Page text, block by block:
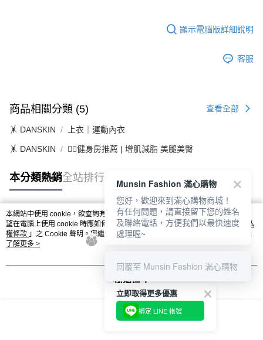
顯示電腦版詳細說明
客服
商品相關分類 (5) 查看全部
🤸 DANSKIN 上衣｜運動內衣
🤸 DANSKIN 🏋️‍♀️健身房推薦 | 增肌減脂 美腿美臀
本分類熱銷全站排行
熱門標籤
本網站中使用 cookie，欲查詢有關本網站使用 cookie 方式之詳情，及若您不希
望在電腦上使用 cookie 時應如何變更電腦的 cookie 設定，請參閱本網站「
隱私
權條款 」之 Cookie 聲明。您繼續使用本網站即表示您同意本公司得按本網站使
用條款之 Cookie 聲明使用 cookie。
了解更多 >
我知道了
立即取得更多優惠
綁定 LINE 帳號
Munsin Fashion 滿心購物
您好，歡迎來到滿心購物商城！
有任何問題，請直接留下您的姓名
及聯絡電話，方便我們以最快速度
處理喔~
回覆至 Munsin Fashion 滿心購物